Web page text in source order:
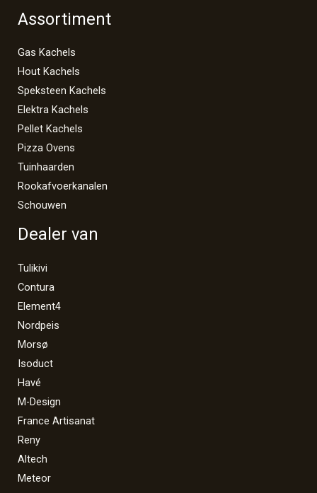
Assortiment
Gas Kachels
Hout Kachels
Speksteen Kachels
Elektra Kachels
Pellet Kachels
Pizza Ovens
Tuinhaarden
Rookafvoerkanalen
Schouwen
Dealer van
Tulikivi
Contura
Element4
Nordpeis
Morsø
Isoduct
Havé
M-Design
France Artisanat
Reny
Altech
Meteor